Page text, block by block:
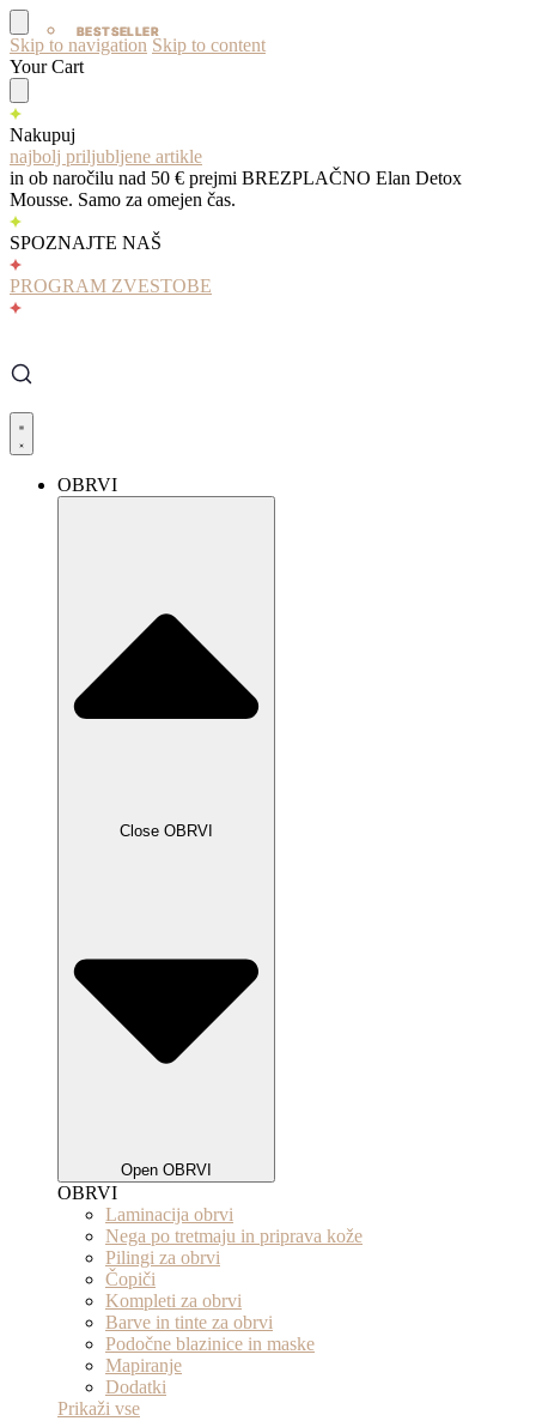
Skip to navigation Skip to content
Your Cart
Nakupuj
najbolj priljubljene artikle
in ob naročilu nad 50 € prejmi BREZPLAČNO Elan Detox
Mousse. Samo za omejen čas.
SPOZNAJTE NAŠ
PROGRAM ZVESTOBE
OBRVI
Close OBRVI
Open OBRVI
OBRVI
Laminacija obrvi
Nega po tretmaju in priprava kože
Pilingi za obrvi
Čopiči
Kompleti za obrvi
Barve in tinte za obrvi
Podočne blazinice in maske
Mapiranje
Dodatki
Prikaži vse
BESTSELLER
BESTSELLER